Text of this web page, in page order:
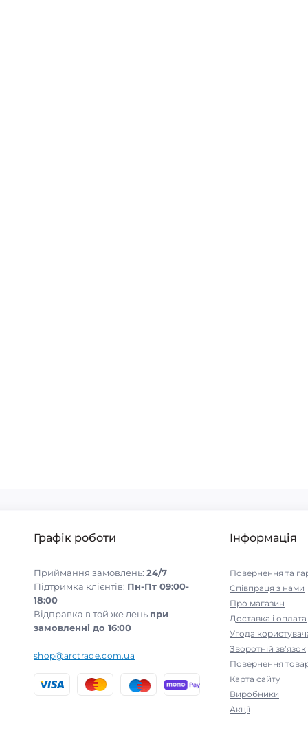
Графік роботи
Приймання замовлень: 24/7
Підтримка клієнтів: Пн-Пт 09:00-
18:00
Відправка в той же день при
замовленні до 16:00
shop@arctrade.com.ua
Інформація
Повернення та
Співпраця з нами
Про магазин
Доставка і оплата
Угода
Зворотній зв’язок
Повернення
Карта сайту
Виробники
Акції